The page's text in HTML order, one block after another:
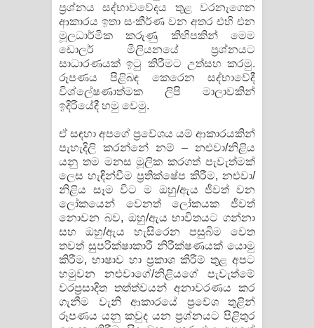
ප්‍රශ්නය සද්භාවවේදය තුළ වරනැගෙන
ආකාරය ඉතා සංකීර්ණ වන අතර එහි එන
මූලධාර්මික කරුණු කිහිපකින් මෙම
ඩොලර් මිලියනයේ ප්‍රශ්නයට
සාධාරණයක් ඉටු කිරීමට උත්සහ කරමු.
රූපණය පිළිබඳ කෙරෙන සද්භාවේදී
විශ්ලේෂණාත්මක ලිපි මාලාවකින්
ඉදිරියේදී හමු වෙමු.
ඒ සඳහා අපගේ ප්‍රවේශය යම් ආකාරයකින්
පැහැදිලි කරන්නේ නම් – නළුවා/නිළිය
යනු තම මනස මූලික කරගත් පැවැත්මක්
ලෙස හැඳින්වීම ප්‍රතික්ෂේප කිරීම, නළුවා/
නිළිය සෑම විට ම ඔහු/ඇය ජීවත් වන
ලෝකයෙන් වෙනත් ලෝකයක ජීවත්
නොවන බව, ඔහු/ඇය භාවිතයට ගන්නා
සහ ඔහු/ඇය හැසිරෙන පසුබිම වෙත
තවත් සුපරික්ෂාකාරී නිරීක්ෂණයක් යොමු
කිරීම, භාෂාව හා ප්‍රකාශ කිරීම් තුළ අපට
හමුවන නළුවාගේ/නිළියගේ පැවැත්මේ
වරප්‍රසාදිත තත්ත්වයන් අනාවරණය කර
ගැනීම වැනි ආකාරයේ ප්‍රවේශ තුළින්
රූපණය යනු කවුද යන ප්‍රශ්නයට පිළිතුර